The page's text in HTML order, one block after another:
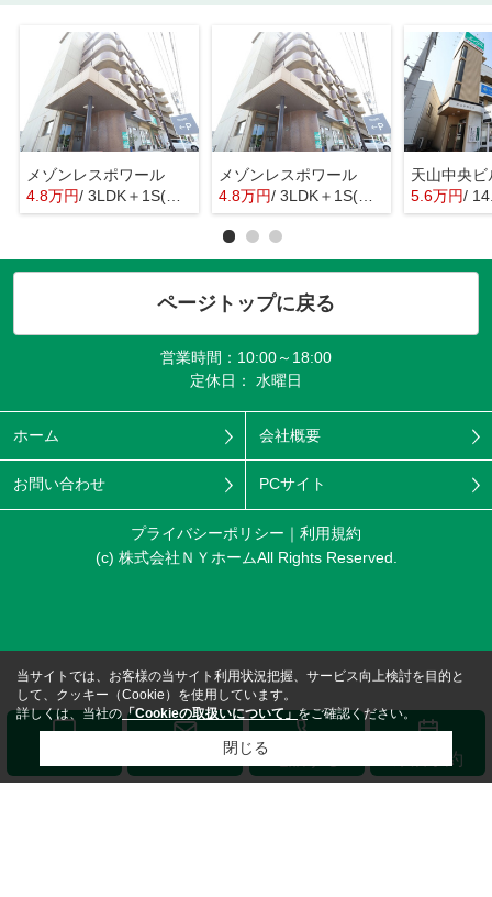
メゾンレスポワール
4.8万円/ 3LDK＋1S(納戸)
メゾンレスポワール
4.8万円/ 3LDK＋1S(納戸)
天山中央ビ
5.6万円/
ページトップに戻る
営業時間：10:00～18:00
定休日： 水曜日
ホーム 会社概要
お問い合わせ PCサイト
プライバシーポリシー
利用規約
(c) 株式会社ＮＹホームAll Rights Reserved.
来店予約
当サイトでは、お客様の当サイト利用状況把握、サービス向上検討を目的と
して、クッキー（Cookie）を使用しています。
詳しくは、当社の 「Cookieの取扱いについて」をご確認ください。
閉じる